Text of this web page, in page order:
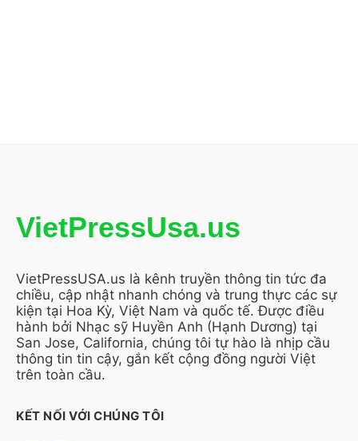
VietPressUsa.us
VietPressUSA.us là kênh truyền thông tin tức đa
chiều, cập nhật nhanh chóng và trung thực các sự
kiện tại Hoa Kỳ, Việt Nam và quốc tế. Được điều
hành bởi Nhạc sỹ Huyền Anh (Hạnh Dương) tại
San Jose, California, chúng tôi tự hào là nhịp cầu
thông tin tin cậy, gắn kết cộng đồng người Việt
trên toàn cầu.
KẾT NỐI VỚI CHÚNG TÔI